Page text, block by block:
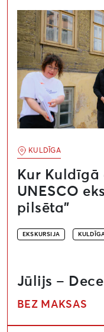
KULDĪGA
Kur Kuldīgā
UNESCO
pilsēta”
EKSKURSIJA
Jūlijs –
BEZ MAKSAS